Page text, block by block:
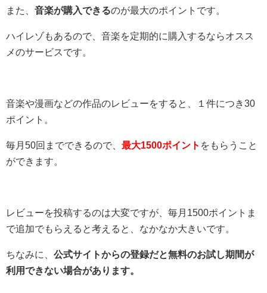
また、 音楽が購入できるのが最大のポイントです。
ハイレゾもあるので、音楽を定期的に購入するならオスス
メのサービスです。
音楽や漫画などの作品のレビューをすると、１件につき30
ポイント。
毎月50回までできるので、 最大1500ポイント をもらうこと
ができます。
レビューを投稿するのは大変ですが、毎月1500ポイントま
で追加でもらえると考えると、なかなか大きいです。
ちなみに、 公式サイトからの登録だと無料のお試し期間が
利用できない場合があります。